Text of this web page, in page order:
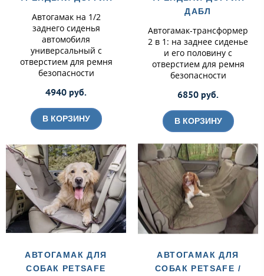
Автогамак на 1/2
заднего сиденья
автомобиля
универсальный с
отверстием для ремня
безопасности
4940 руб.
В КОРЗИНУ
ДАБЛ
Автогамак-трансформер
2 в 1: на заднее сиденье
и его половину с
отверстием для ремня
безопасности
6850 руб.
В КОРЗИНУ
АВТОГАМАК ДЛЯ
СОБАК PETSAFE
АВТОГАМАК ДЛЯ
СОБАК PETSAFE /